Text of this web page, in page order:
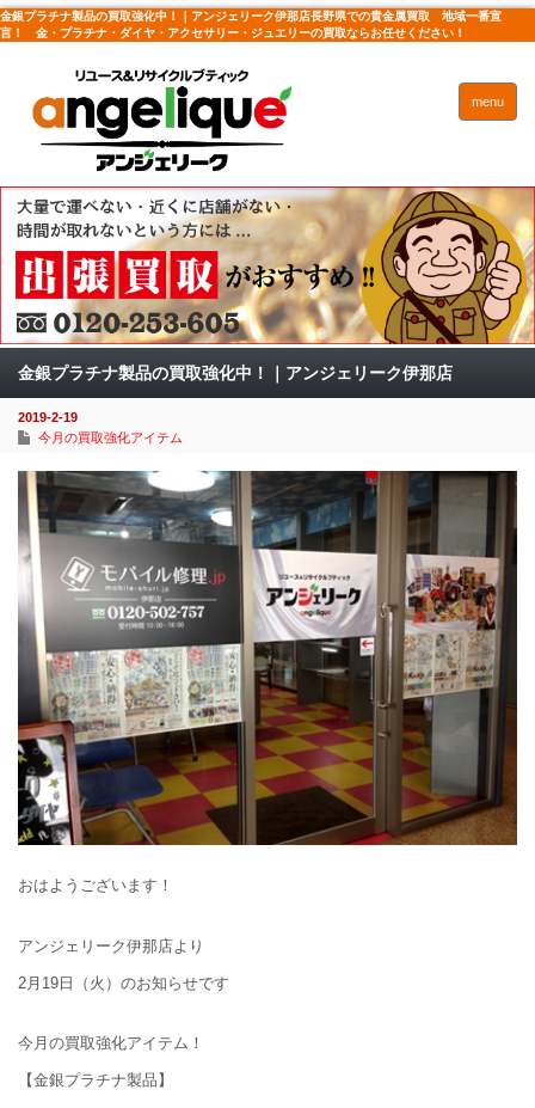
金銀プラチナ製品の買取強化中！｜アンジェリーク伊那店長野県での貴金属買取 地域一番宣
言！ 金・プラチナ・ダイヤ・アクセサリー・ジュエリーの買取ならお任せください！
menu
金銀プラチナ製品の買取強化中！｜アンジェリーク伊那店
2019-2-19
今月の買取強化アイテム
おはようございます！
アンジェリーク伊那店より
2月19日（火）のお知らせです
今月の買取強化アイテム！
【金銀プラチナ製品】